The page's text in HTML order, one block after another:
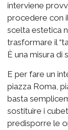
interviene
procedere con
scelta estetica
trasformare il
È una misura di
E per fare un
piazza Roma,
basta
sostituire i
predisporre le